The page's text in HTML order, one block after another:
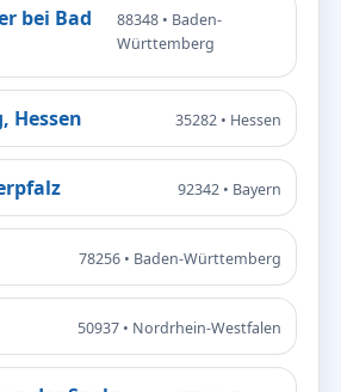
bei Bad
88348 • Baden-
Württemberg
Hessen 35282 • Hessen
92342 • Bayern
78256 • Baden-Württemberg
50937 • Nordrhein-Westfalen